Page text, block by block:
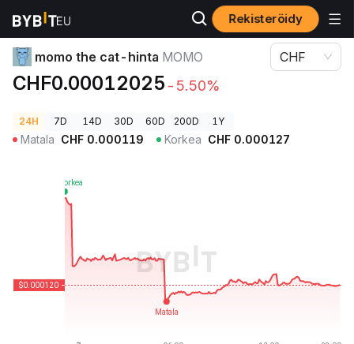
Rekisteröidy
Kryptohinnat momo the cat-hinta MOMO
momo the cat-hinta MOMO
CHF0.00012025 -5.50%
CHF
24H 7D 14D 30D 60D 200D 1Y
Matala CHF 0.000119 Korkea CHF 0.000127